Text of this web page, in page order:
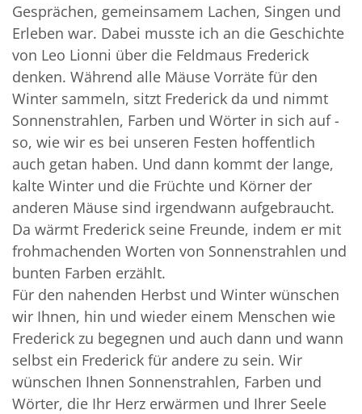
Gesprächen, gemeinsamem Lachen, Singen und
Erleben war. Dabei musste ich an die Geschichte
von Leo Lionni über die Feldmaus Frederick
denken. Während alle Mäuse Vorräte für den
Winter sammeln, sitzt Frederick da und nimmt
Sonnenstrahlen, Farben und Wörter in sich auf -
so, wie wir es bei unseren Festen hoffentlich
auch getan haben. Und dann kommt der lange,
kalte Winter und die Früchte und Körner der
anderen Mäuse sind irgendwann aufgebraucht.
Da wärmt Frederick seine Freunde, indem er mit
frohmachenden Worten von Sonnenstrahlen und
bunten Farben erzählt.
Für den nahenden Herbst und Winter wünschen
wir Ihnen, hin und wieder einem Menschen wie
Frederick zu begegnen und auch dann und wann
selbst ein Frederick für andere zu sein. Wir
wünschen Ihnen Sonnenstrahlen, Farben und
Wörter, die Ihr Herz erwärmen und Ihrer Seele